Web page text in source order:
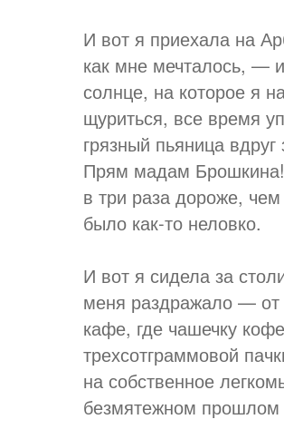
И вот я приехала на
как мне мечталось, —
солнце, на которое я
щуриться, все время
грязный пьяница
Прям мадам
в три раза дороже,
было как-то неловко.
И вот я сидела за
меня раздражало — от
кафе, где чашечку
трехсотграммовой
на собственное
безмятежном